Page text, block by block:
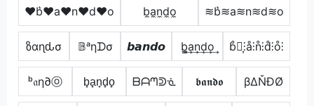
♥b͛♥a♥n♥d♥o b̼a̼n̼d̼o̼ ≋b͛≋a≋n≋d≋o
ზαɳԃσ 𝔹ᵃηᗪσ 𝙗𝙖𝙣𝙙𝙤 b̳͢a͢n͢d͢o͢ b̊⫶͎⫶å⫶n̊⫶d̊⫶o̊⫶
ᵇ𝔞η∂ⓞ b̟a̟n̟d̟o̟ ᗷᗩᘉᕲᓍ 𝖇𝖆𝖓𝖉𝖔 βΔŇĐØ